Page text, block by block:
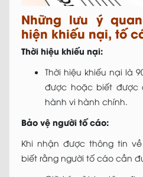
Những lưu ý
hiện khiếu nại, tố
Thời hiệu khiếu nại:
Thời hiệu khiếu nại là
được hoặc biết được
hành vi hành chính.
Bảo vệ người tố cáo:
Khi nhận được thông tin
biết rằng người tố cáo cần